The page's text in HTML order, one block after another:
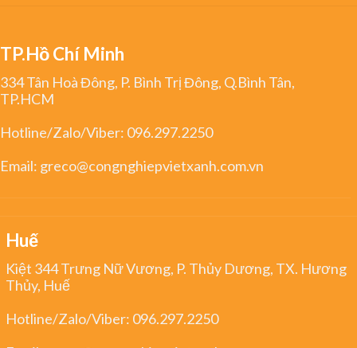
TP.Hồ Chí Minh
334 Tân Hoà Đông, P. Bình Trị Đông, Q.Bình Tân,
TP.HCM
Hotline/Zalo/Viber: 096.297.2250
Email: greco@congnghiepvietxanh.com.vn
Huế
Kiệt 344 Trưng Nữ Vương, P. Thủy Dương, TX. Hương
Thủy, Huế
Hotline/Zalo/Viber: 096.297.2250